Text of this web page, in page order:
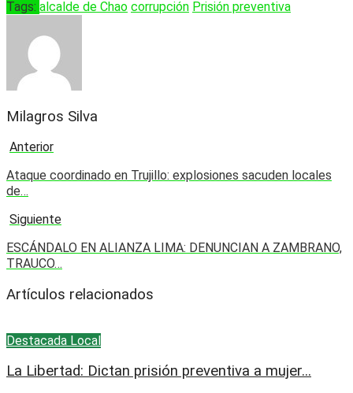
Tags: alcalde de Chao corrupción Prisión preventiva
Milagros Silva
Anterior
Ataque coordinado en Trujillo: explosiones sacuden locales
de…
Siguiente
ESCÁNDALO EN ALIANZA LIMA: DENUNCIAN A ZAMBRANO,
TRAUCO…
Artículos relacionados
Destacada Local
La Libertad: Dictan prisión preventiva a mujer...